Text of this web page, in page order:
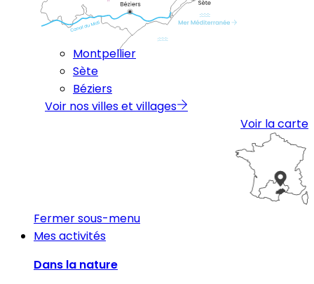
Montpellier
Sète
Béziers
Voir nos villes et villages
Voir la carte
Fermer sous-menu
Mes activités
Dans la nature